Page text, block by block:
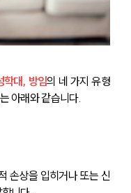
학대, 방임의 네 가지 유형
아래와 같습니다.
손상을 입히거나 또는 신